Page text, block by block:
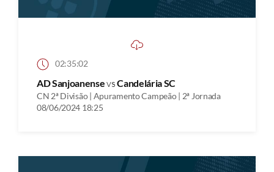
02:35:02
AD SanjoanensevsCandelária SC
CN 2ª Divisão | Apuramento Campeão | 2ª Jornada
08/06/2024 18:25